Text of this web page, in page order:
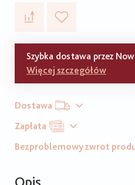
Szybka dostawa przez
Więcej szczegółów
Dostawa
Zapłata
Bezproblemowy zwrot